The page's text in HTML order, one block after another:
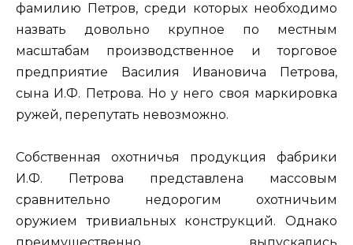
фамилию Петров, среди которых необходимо
назвать довольно крупное по местным
масштабам производственное и торговое
предприятие Василия Ивановича Петрова,
сына И.Ф. Петрова. Но у него своя маркировка
ружей, перепутать невозможно.
Собственная охотничья продукция фабрики
И.Ф. Петрова представлена массовым
сравнительно недорогим охотничьим
оружием тривиальных конструкций. Однако